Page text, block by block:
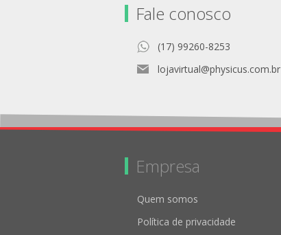
Fale conosco
(17) 99260-8253
lojavirtual@physicus.com.br
Empresa
Quem somos
Política de privacidade